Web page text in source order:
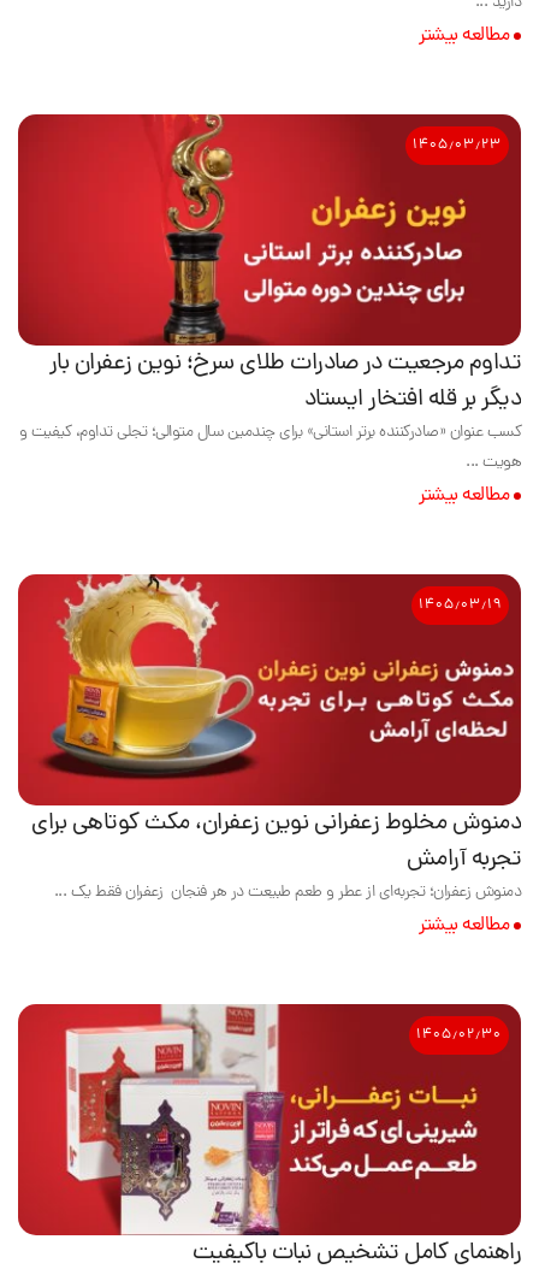
مطالعه بیشتر
۱۴۰۵٫۰۳٫۲۳
تداوم مرجعیت در صادرات طلای سرخ؛ نوین زعفران بار
دیگر بر قله افتخار ایستاد
کسب عنوان «صادرکننده برتر استانی» برای چندمین سال متوالی؛ تجلی تداوم، کیفیت و
هویت ...
مطالعه بیشتر
۱۴۰۵٫۰۳٫۱۹
دمنوش مخلوط زعفرانی نوین زعفران، مکث کوتاهی برای
تجربه آرامش
دمنوش زعفران؛ تجربه‌ای از عطر و طعم طبیعت در هر فنجان زعفران فقط یک ...
مطالعه بیشتر
۱۴۰۵٫۰۲٫۳۰
راهنمای کامل تشخیص نبات باکیفیت